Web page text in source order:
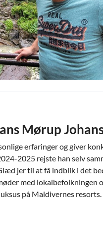
Mørup
erfaringer og giver
2025 rejste han selv
jer til at få indblik i det
med lokalbefolkningen
på Maldivernes resorts.